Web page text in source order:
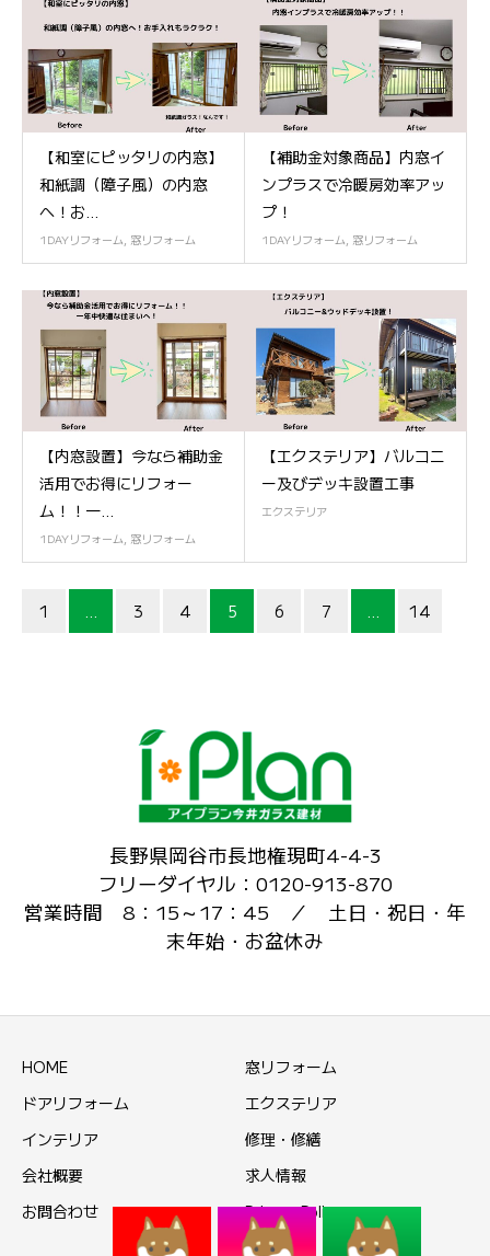
【和室にピッタリの内窓】
和紙調（障子風）の内窓
へ！お...
1DAYリフォーム 窓リフォーム
【補助金対象商品】内窓イ
ンプラスで冷暖房効率アッ
プ！
1DAYリフォーム 窓リフォーム
【内窓設置】今なら補助金
活用でお得にリフォー
ム！！一...
1DAYリフォーム, 窓リフォーム
【エクステリア】バルコニ
ー及びデッキ設置工事
エクステリア
1 … 3 4 5 6 7 … 14
長野県岡谷市長地権現町4-4-3
フリーダイヤル：0120-913-870
営業時間 8：15～17：45 ／ 土日・祝日・年
末年始・お盆休み
HOME
窓リフォーム
ドアリフォーム
エクステリア
インテリア
修理・修繕
会社概要
求人情報
お問合わせ
Privacy Policy